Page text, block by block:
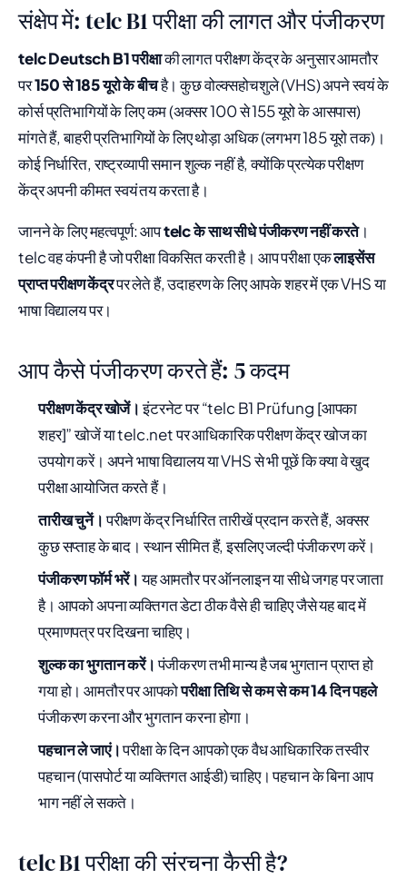
संक्षेप में: telc B1 परीक्षा की लागत और पंजीकरण
telc Deutsch B1 परीक्षाकी लागत परीक्षण केंद्र के अनुसार आमतौर
पर150 से 185 यूरो के बीचहै। कुछ वोल्क्सहोचशुले (VHS) अपने स्वयं के
कोर्स प्रतिभागियों के लिए कम (अक्सर 100 से 155 यूरो के आसपास)
मांगते हैं, बाहरी प्रतिभागियों के लिए थोड़ा अधिक (लगभग 185 यूरो तक)।
कोई निर्धारित, राष्ट्रव्यापी समान शुल्क नहीं है, क्योंकि प्रत्येक परीक्षण
केंद्र अपनी कीमत स्वयं तय करता है।
जानने के लिए महत्वपूर्ण: आपtelc के साथ सीधे पंजीकरण नहीं करते।
telc वह कंपनी है जो परीक्षा विकसित करती है। आप परीक्षा एकलाइसेंस
प्राप्त परीक्षण केंद्रपर लेते हैं, उदाहरण के लिए आपके शहर में एक VHS या
भाषा विद्यालय पर।
आप कैसे पंजीकरण करते हैं: 5 कदम
परीक्षण केंद्र खोजें।इंटरनेट पर “telc B1 Prüfung [आपका
शहर]” खोजें या telc.net पर आधिकारिक परीक्षण केंद्र खोज का
उपयोग करें। अपने भाषा विद्यालय या VHS से भी पूछें कि क्या वे खुद
परीक्षा आयोजित करते हैं।
तारीख चुनें।परीक्षण केंद्र निर्धारित तारीखें प्रदान करते हैं, अक्सर
कुछ सप्ताह के बाद। स्थान सीमित हैं, इसलिए जल्दी पंजीकरण करें।
पंजीकरण फॉर्म भरें।यह आमतौर पर ऑनलाइन या सीधे जगह पर जाता
है। आपको अपना व्यक्तिगत डेटा ठीक वैसे ही चाहिए जैसे यह बाद में
प्रमाणपत्र पर दिखना चाहिए।
शुल्क का भुगतान करें।पंजीकरण तभी मान्य है जब भुगतान प्राप्त हो
गया हो। आमतौर पर आपकोपरीक्षा तिथि से कम से कम 14 दिन पहले
पंजीकरण करना और भुगतान करना होगा।
पहचान ले जाएं।परीक्षा के दिन आपको एक वैध आधिकारिक तस्वीर
पहचान (पासपोर्ट या व्यक्तिगत आईडी) चाहिए। पहचान के बिना आप
भाग नहीं ले सकते।
telc B1 परीक्षा की संरचना कैसी है?